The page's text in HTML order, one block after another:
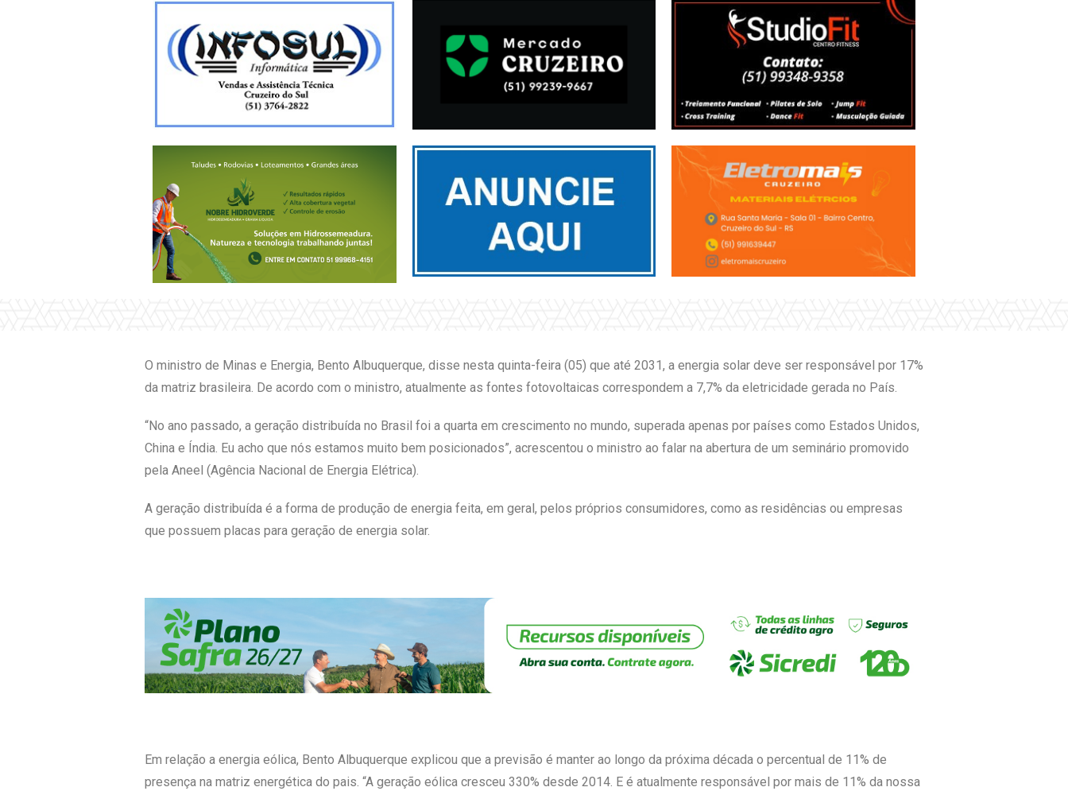
O ministro de Minas e Energia, Bento Albuquerque, disse nesta quinta-feira (05) que até 2031, a energia solar deve ser responsável por 17%
da matriz brasileira. De acordo com o ministro, atualmente as fontes fotovoltaicas correspondem a 7,7% da eletricidade gerada no País.
“No ano passado, a geração distribuída no Brasil foi a quarta em crescimento no mundo, superada apenas por países como Estados Unidos,
China e Índia. Eu acho que nós estamos muito bem posicionados”, acrescentou o ministro ao falar na abertura de um seminário promovido
pela Aneel (Agência Nacional de Energia Elétrica).
A geração distribuída é a forma de produção de energia feita, em geral, pelos próprios consumidores, como as residências ou empresas
que possuem placas para geração de energia solar.
Em relação a energia eólica, Bento Albuquerque explicou que a previsão é manter ao longo da próxima década o percentual de 11% de
presença na matriz energética do pais. “A geração eólica cresceu 330% desde 2014. E é atualmente responsável por mais de 11% da nossa